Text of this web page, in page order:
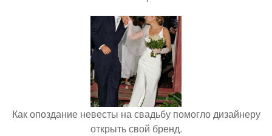
Как опоздание невесты на свадьбу помогло дизайнеру
открыть свой бренд.